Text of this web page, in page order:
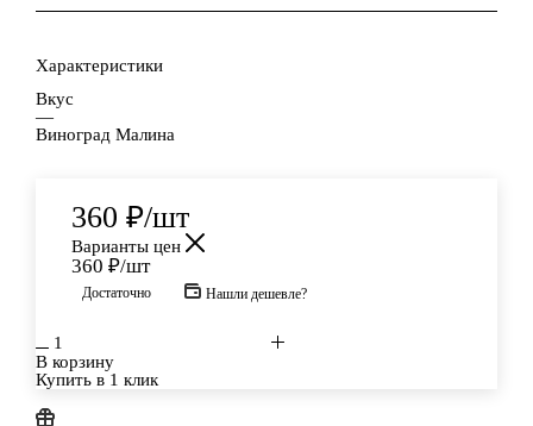
Характеристики
Вкус
—
Виноград Малина
360 ₽/шт
Варианты цен
360 ₽/шт
Достаточно Нашли дешевле?
В корзину
Купить в 1 клик